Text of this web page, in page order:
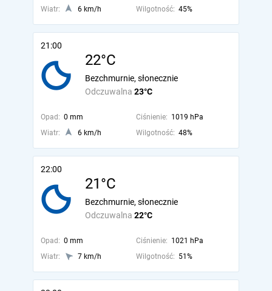
Wiatr:
6 km/h Wilgotność: 45%
21:00
22°C
Odczuwalna 23°C
Bezchmurnie, słonecznie
Opad: 0 mm Ciśnienie: 1019 hPa
Wiatr:
6 km/h Wilgotność: 48%
22:00
21°C
Odczuwalna 22°C
Bezchmurnie, słonecznie
Opad: 0 mm Ciśnienie: 1021 hPa
Wiatr:
7 km/h Wilgotność: 51%